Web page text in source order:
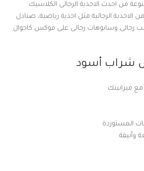
من احدث الاحذية الرجالى الكلاسيك.
الاحذية الرجالية مثل احذية رياضية، صنادل
رجالى وسابوهات رجالى على فوكس كاجوال
شراب أسود
ميزانيتك
المستوردة
وأنيقة